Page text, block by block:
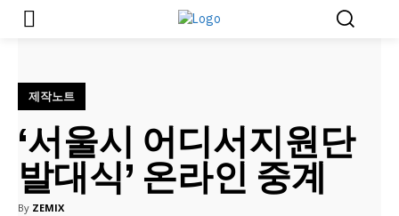
제작노트
‘서울시 어디서지원단
발대식’ 온라인 중계
By ZEMIX